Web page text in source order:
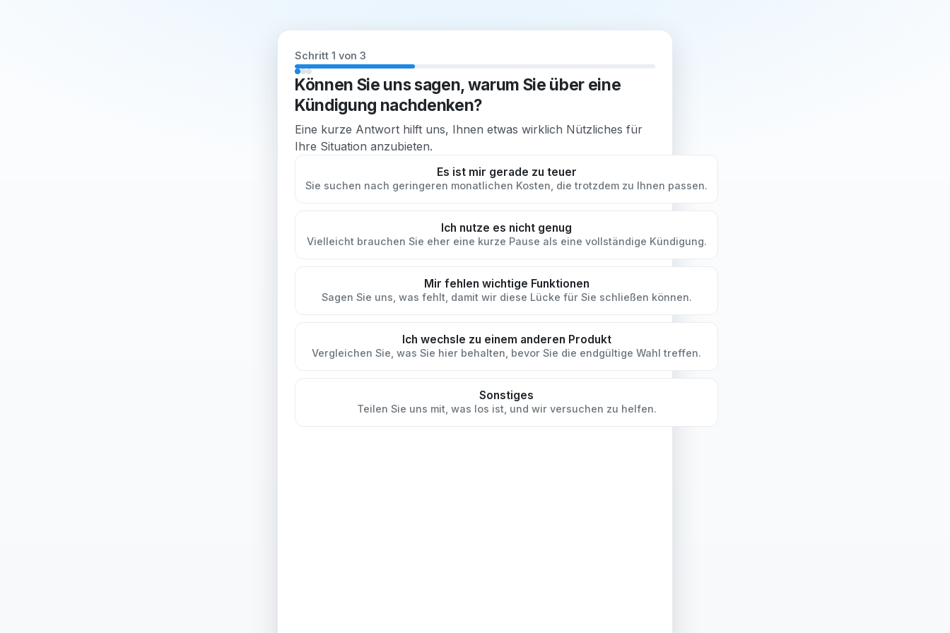
Schritt 1 von 3
Können Sie uns sagen, warum Sie über eine
Kündigung nachdenken?
Eine kurze Antwort hilft uns, Ihnen etwas wirklich Nützliches für
Ihre Situation anzubieten.
Es ist mir gerade zu teuer
Sie suchen nach geringeren monatlichen Kosten, die trotzdem zu Ihnen passen.
Ich nutze es nicht genug
Vielleicht brauchen Sie eher eine kurze Pause als eine vollständige Kündigung.
Mir fehlen wichtige Funktionen
Sagen Sie uns, was fehlt, damit wir diese Lücke für Sie schließen können.
Ich wechsle zu einem anderen Produkt
Vergleichen Sie, was Sie hier behalten, bevor Sie die endgültige Wahl treffen.
Sonstiges
Teilen Sie uns mit, was los ist, und wir versuchen zu helfen.